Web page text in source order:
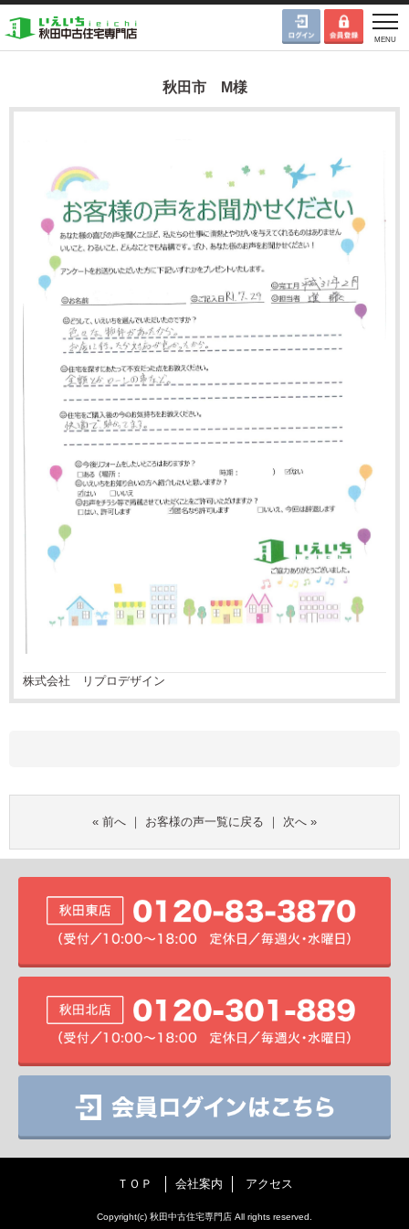
秋田市 M様
株式会社 リプロデザイン
« 前へ ｜ お客様の声一覧に戻る ｜ 次へ »
ＴＯＰ 会社案内 アクセス
Copyright(c) 秋田中古住宅専門店 All rights reserved.